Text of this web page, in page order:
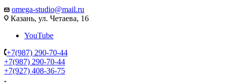
omega-studio@mail.ru
Казань, ул. Четаева, 16
YouTube
+7(987) 290-70-44
+7(987) 290-70-44
+7(927) 408-36-75